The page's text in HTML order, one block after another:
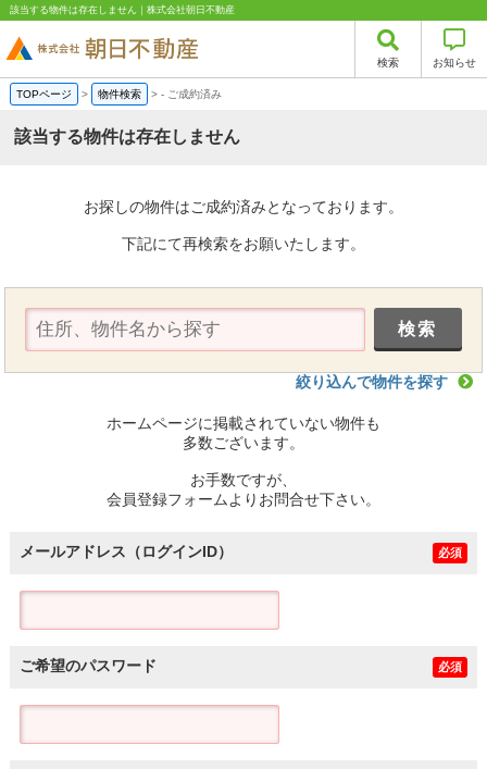
該当する物件は存在しません｜株式会社朝日不動産
検索 お知らせ
TOPページ > 物件検索 >- ご成約済み
該当する物件は存在しません
お探しの物件はご成約済みとなっております。
下記にて再検索をお願いたします。
絞り込んで物件を探す
ホームページに掲載されていない物件も
多数ございます。
お手数ですが、
会員登録フォームよりお問合せ下さい。
メールアドレス（ログインID） 必須
ご希望のパスワード 必須